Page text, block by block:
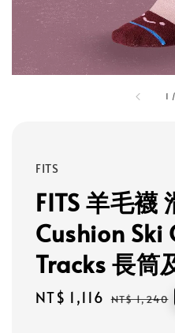
1 /
FITS
FITS 羊毛襪
Cushion Ski
Tracks 長筒
Sale
NT$ 1,116 Regular
NT$ 1,240